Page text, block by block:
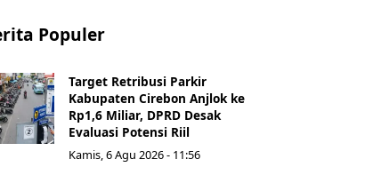
Populer
Target Retribusi Parkir
Kabupaten Cirebon Anjlok ke
Rp1,6 Miliar, DPRD Desak
Evaluasi Potensi Riil
Kamis, 6 Agu 2026 - 11:56